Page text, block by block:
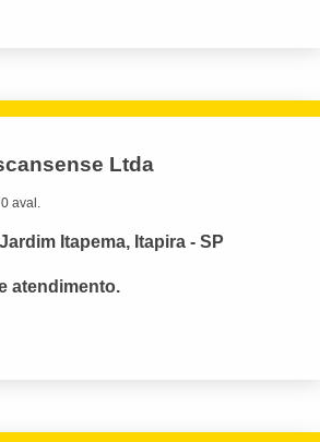
Ltda
0 aval.
Itapema, Itapira - SP
atendimento.